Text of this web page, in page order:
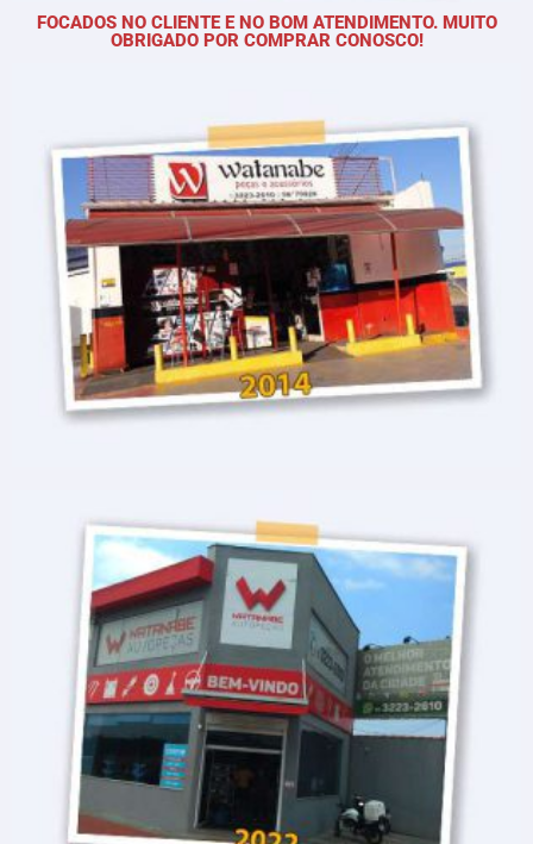
FOCADOS NO CLIENTE E NO BOM ATENDIMENTO. MUITO
OBRIGADO POR COMPRAR CONOSCO!